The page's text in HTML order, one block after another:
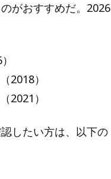
がおすすめだ。2026
2018）
2021）
したい方は、以下の